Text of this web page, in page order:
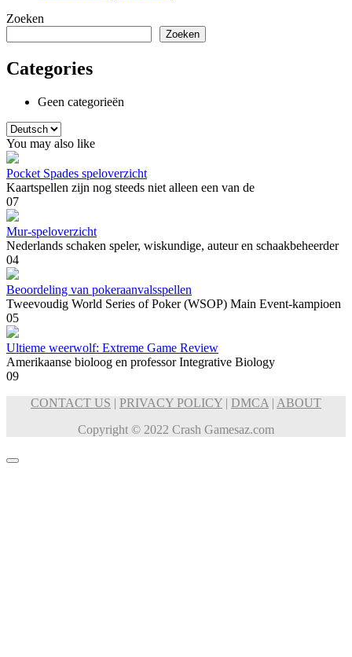
Zoeken
Zoeken
Categories
Geen categorieën
Kies
een
taal
You may also like
Pocket Spades speloverzicht
Kaartspellen zijn nog steeds niet alleen een van de
07
Mur-speloverzicht
Nederlands schaken speler, wiskundige, auteur en schaakbeheerder
04
Beoordeling van pokeraanvalsspellen
Tweevoudig World Series of Poker (WSOP) Main Event-kampioen
05
Ultieme weerwolf: Extreme Game Review
Amerikaanse bioloog en professor Integrative Biology
09
CONTACT US | PRIVACY POLICY | DMCA | ABOUT
Copyright © 2022 Crash Gamesaz.com